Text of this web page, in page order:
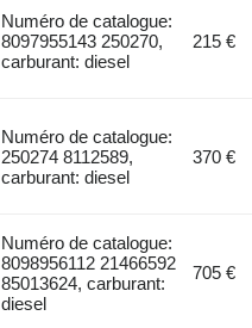
Numéro de catalogue:
8097955143 250270,
carburant: diesel
215 €
Numéro de catalogue:
250274 8112589,
carburant: diesel
370 €
Numéro de catalogue:
8098956112 21466592
85013624, carburant:
diesel
705 €